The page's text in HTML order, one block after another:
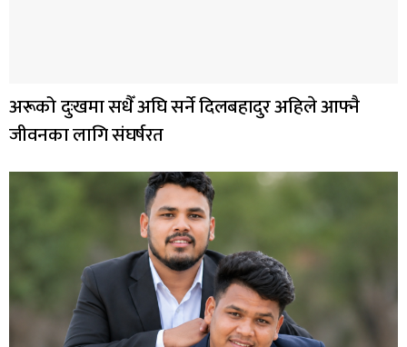
अरूको दुःखमा सधैँ अघि सर्ने दिलबहादुर अहिले आफ्नै
जीवनका लागि संघर्षरत